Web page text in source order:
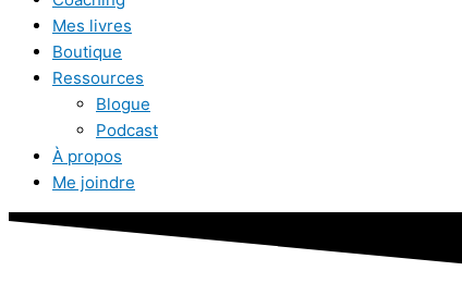
Mes livres
Boutique
Ressources
Blogue
Podcast
À propos
Me joindre